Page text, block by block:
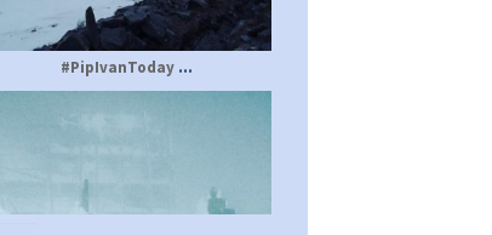
#PipIvanToday ...